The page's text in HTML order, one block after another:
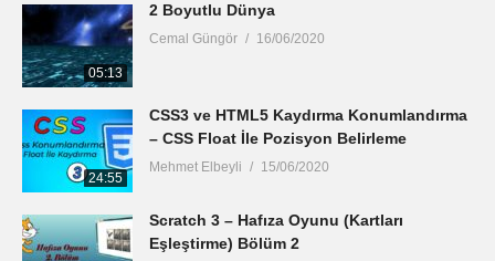
05:13
2 Boyutlu Dünya
Cemal Güngör 16/06/2020
24:55
CSS3 ve HTML5 Kaydırma Konumlandırma
– CSS Float İle Pozisyon Belirleme
Mehmet Elbeyli 15/06/2020
Scratch 3 – Hafıza Oyunu (Kartları
Eşleştirme) Bölüm 2